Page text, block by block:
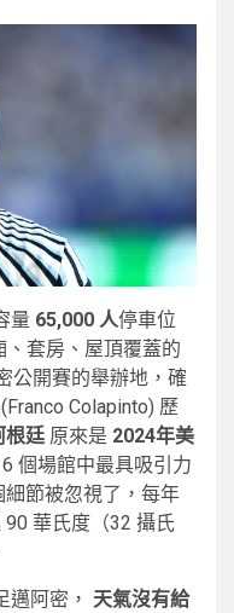
量 65,000 人停車位
、套房、屋頂覆蓋的
公開賽的舉辦地，確
Colapinto) 歷
根廷原來是 2024年美
個場館中最具吸引力
細節被忽視了，每年
華氏度（32 攝氏
阿密， 天氣沒有給